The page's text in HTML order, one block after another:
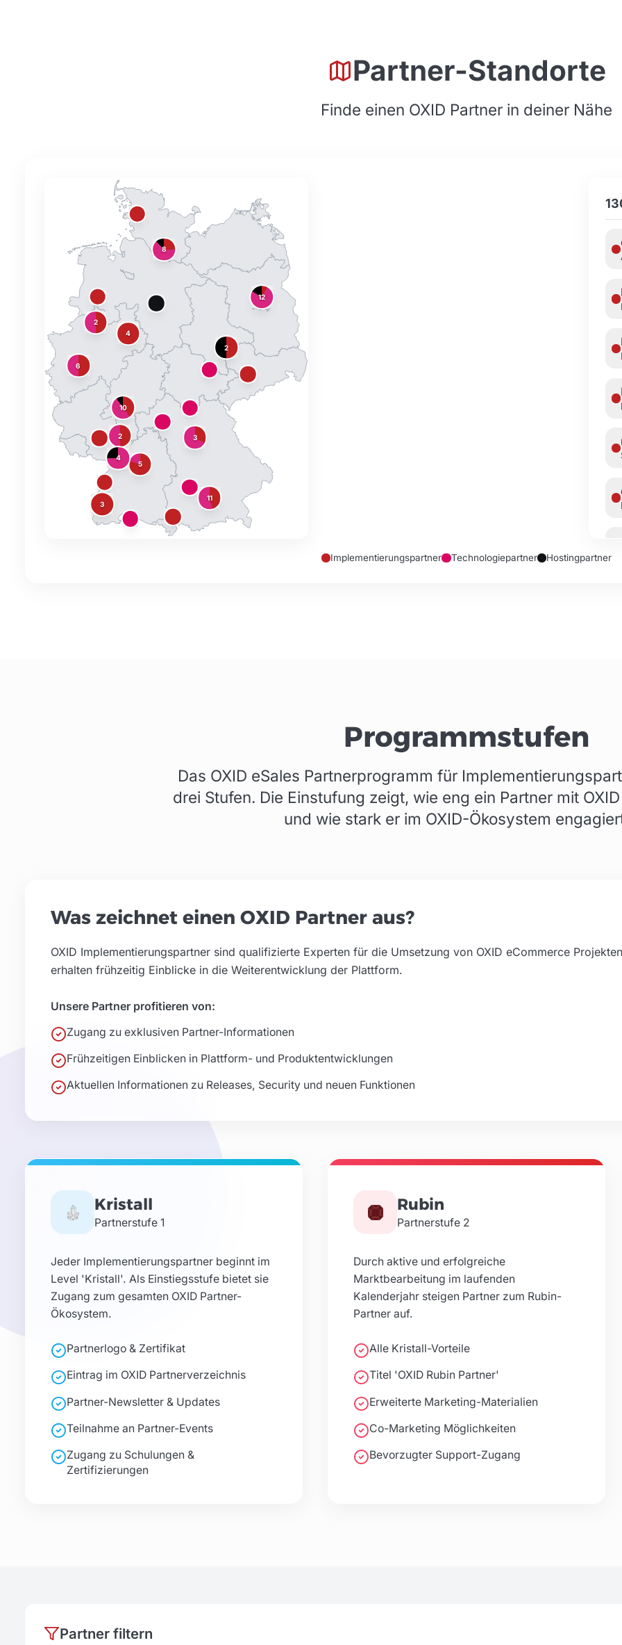
Partner-Standorte
Finde einen OXID Partner in deiner Nähe
8
4
11
10
6
2
12
3
2 3
2
5
4
Implementierungspartner Technologiepartner Hostingpartner
Programmstufen
Das OXID eSales Partnerprogramm für
drei Stufen. Die Einstufung zeigt, wie eng ein Partner mit
und wie stark er im OXID-Ökosystem
Was zeichnet einen OXID Partner aus?
OXID Implementierungspartner sind qualifizierte Experten für die Umsetzung von OXID eCommerce
erhalten frühzeitig Einblicke in die Weiterentwicklung der Plattform.
Unsere Partner profitieren von:
Zugang zu exklusiven Partner-Informationen
Frühzeitigen Einblicken in Plattform- und Produktentwicklungen
Aktuellen Informationen zu Releases, Security und neuen Funktionen
Kristall
Partnerstufe 1
Jeder Implementierungspartner beginnt im
Level 'Kristall'. Als Einstiegsstufe bietet sie
Zugang zum gesamten OXID Partner-
Ökosystem.
Partnerlogo & Zertifikat
Eintrag im OXID Partnerverzeichnis
Partner-Newsletter & Updates
Teilnahme an Partner-Events
Zugang zu Schulungen &
Zertifizierungen
Rubin
Partnerstufe 2
Durch aktive und erfolgreiche
Marktbearbeitung im laufenden
Kalenderjahr steigen Partner zum Rubin-
Partner auf.
Alle Kristall-Vorteile
Titel 'OXID Rubin Partner'
Erweiterte Marketing-Materialien
Co-Marketing Möglichkeiten
Bevorzugter Support-Zugang
Partner filtern